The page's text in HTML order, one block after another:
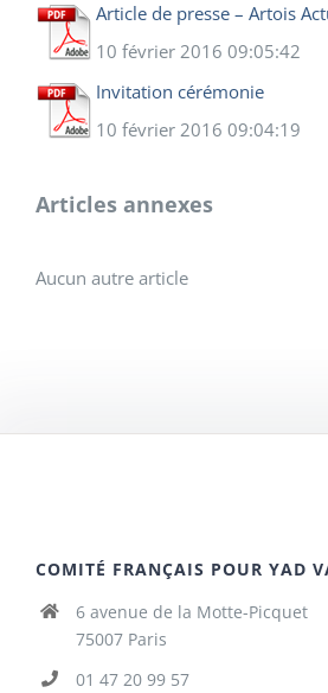
Article de presse – Artois
10 février 2016 09:05:42
Invitation cérémonie
10 février 2016 09:04:19
Articles annexes
Aucun autre article
COMITÉ FRANÇAIS POUR YAD
6 avenue de la Motte-Picquet
75007 Paris
01 47 20 99 57